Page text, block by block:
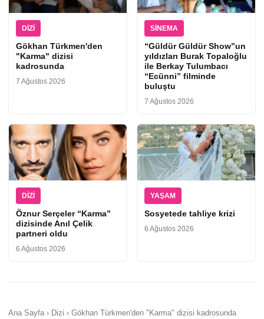
DIZI
Gökhan Türkmen'den
"Karma" dizisi
kadrosunda
7 Ağustos 2026
SINEMA
“Güldür Güldür Show”un
yıldızları Burak Topaloğlu
ile Berkay Tulumbacı
“Ecünni” filminde
buluştu
7 Ağustos 2026
DIZI
Öznur Serçeler “Karma”
dizisinde Anıl Çelik
partneri oldu
6 Ağustos 2026
YAŞAM
Sosyetede tahliye krizi
6 Ağustos 2026
Ana Sayfa › Dizi › Gökhan Türkmen'den "Karma" dizisi kadrosunda